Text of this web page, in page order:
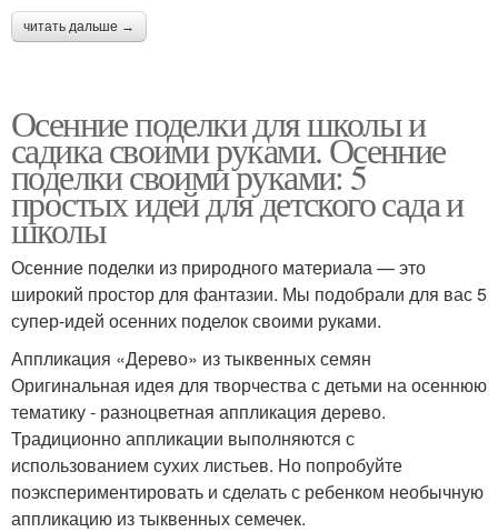
читать дальше →
Осенние поделки для школы и
садика своими руками. Осенние
поделки своими руками: 5
простых идей для детского сада и
школы
Осенние поделки из природного материала — это
широкий простор для фантазии. Мы подобрали для вас 5
супер-идей осенних поделок своими руками.
Аппликация «Дерево» из тыквенных семян
Оригинальная идея для творчества с детьми на осеннюю
тематику - разноцветная аппликация дерево.
Традиционно аппликации выполняются с
использованием сухих листьев. Но попробуйте
поэкспериментировать и сделать с ребенком необычную
аппликацию из тыквенных семечек.